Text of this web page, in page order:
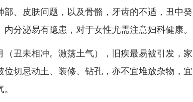
、皮肤问题，以及骨骼，牙齿的不适，丑中癸
分泌易有隐患，对于女性尤需注意妇科健康。
丑未相冲。激荡土气），旧疾最易被引发，家
切忌动土、装修、钻孔，亦不宜堆放杂物，宜